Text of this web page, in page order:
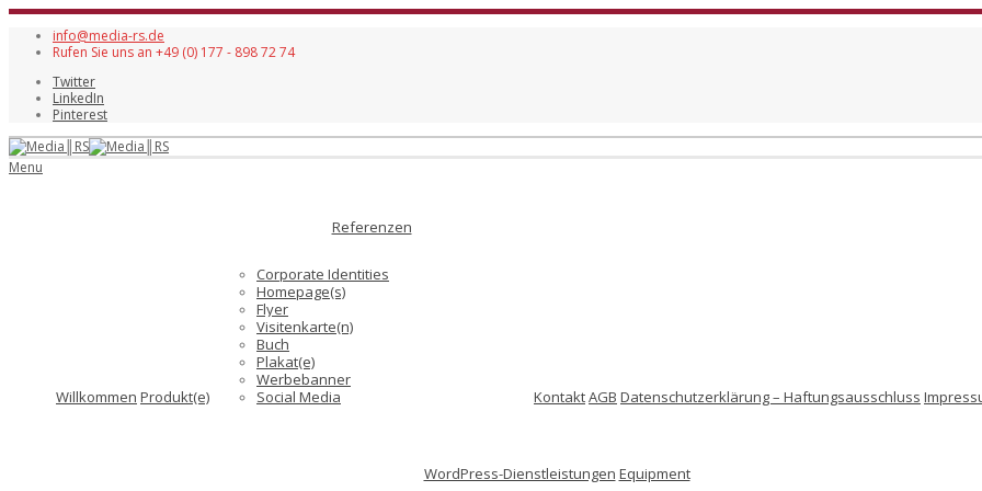
info@media-rs.de
Rufen Sie uns an +49 (0) 177 - 898 72 74
Twitter
LinkedIn
Pinterest
Menu
Willkommen Produkt(e)
Referenzen
Corporate Identities
Homepage(s)
Flyer
Visitenkarte(n)
Buch
Plakat(e)
Werbebanner
Social Media
KontaktAGB Datenschutzerklärung – Haftungsausschluss
WordPress-Dienstleistungen Equipment